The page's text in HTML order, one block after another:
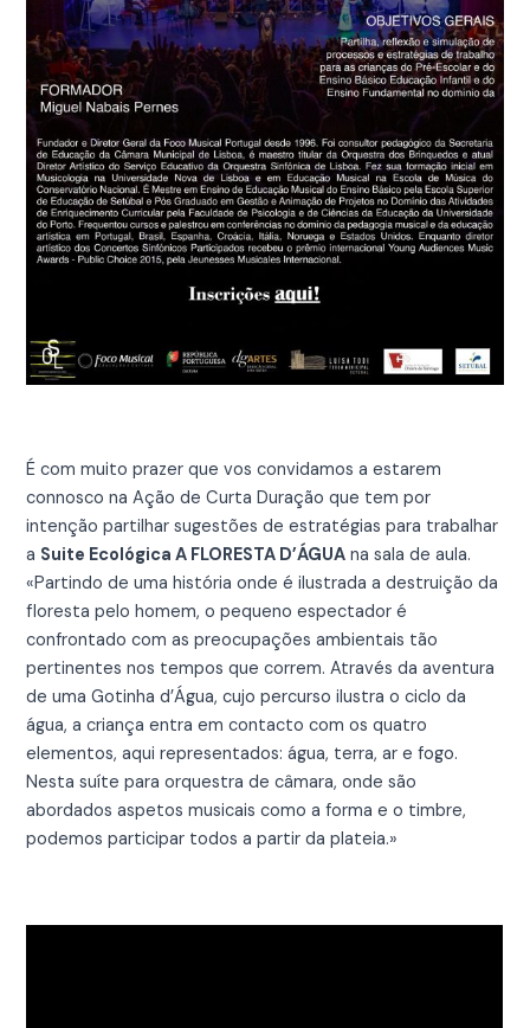
É com muito prazer que vos convidamos a estarem
connosco na Ação de Curta Duração que tem por
intenção partilhar sugestões de estratégias para trabalhar
a Suite Ecológica A FLORESTA D’ÁGUA na sala de aula.
«Partindo de uma história onde é ilustrada a destruição da
floresta pelo homem, o pequeno espectador é
confrontado com as preocupações ambientais tão
pertinentes nos tempos que correm. Através da aventura
de uma Gotinha d’Água, cujo percurso ilustra o ciclo da
água, a criança entra em contacto com os quatro
elementos, aqui representados: água, terra, ar e fogo.
Nesta suíte para orquestra de câmara, onde são
abordados aspetos musicais como a forma e o timbre,
podemos participar todos a partir da plateia.»